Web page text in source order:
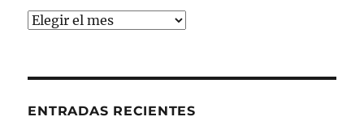
Archivos
ENTRADAS RECIENTES